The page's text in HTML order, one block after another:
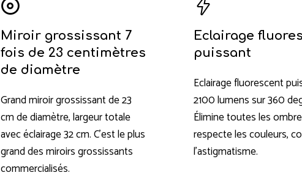
Miroir grossissant 7
fois de 23 centimètres
de diamètre
Grand miroir grossissant de 23
cm de diamètre, largeur totale
avec éclairage 32 cm. C’est le plus
grand des miroirs grossissants
commercialisés.
Eclairage
puissant
Eclairage fluorescent
2100 lumens sur 360
Élimine toutes les
respecte les couleurs,
l’astigmatisme.